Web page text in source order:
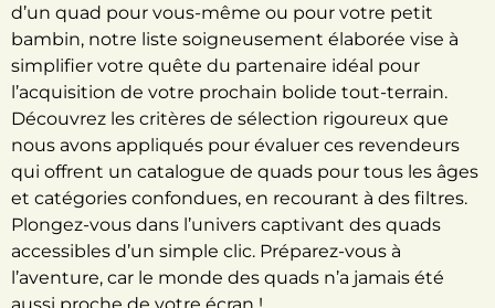
d’un quad pour vous-même ou pour votre petit
bambin, notre liste soigneusement élaborée vise à
simplifier votre quête du partenaire idéal pour
l’acquisition de votre prochain bolide tout-terrain.
Découvrez les critères de sélection rigoureux que
nous avons appliqués pour évaluer ces revendeurs
qui offrent un catalogue de quads pour tous les âges
et catégories confondues, en recourant à des filtres.
Plongez-vous dans l’univers captivant des quads
accessibles d’un simple clic. Préparez-vous à
l’aventure, car le monde des quads n’a jamais été